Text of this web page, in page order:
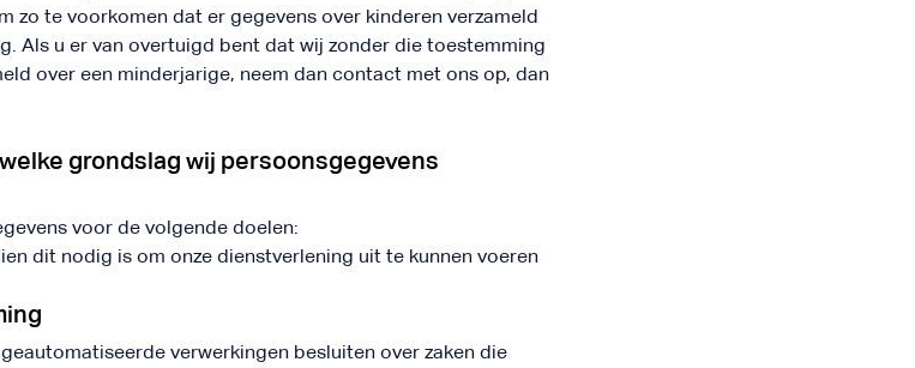
zo te voorkomen dat er gegevens over kinderen verzameld
Als u er van overtuigd bent dat wij zonder die toestemming
over een minderjarige, neem dan contact met ons op, dan
grondslag wij persoonsgegevens
voor de volgende doelen:
dit nodig is om onze dienstverlening uit te kunnen voeren
verwerkingen besluiten over zaken die